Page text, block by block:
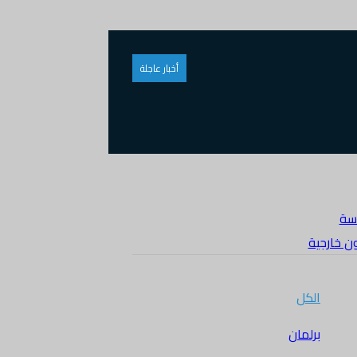
أخبار عاجلة
خارجية
الكل
برلمان